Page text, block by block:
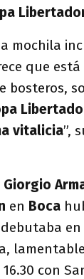
mochila
que
bosteros,
vitalicia”,
Giorgio
en Boca
con